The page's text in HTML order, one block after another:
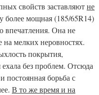
свойств заставляютне
более мощная (185/65R14)
впечатления. Она не
на мелких неровностях.
покрытия,
ехала без проблем. Отсюда
постоянная борьба с
В то же время и на